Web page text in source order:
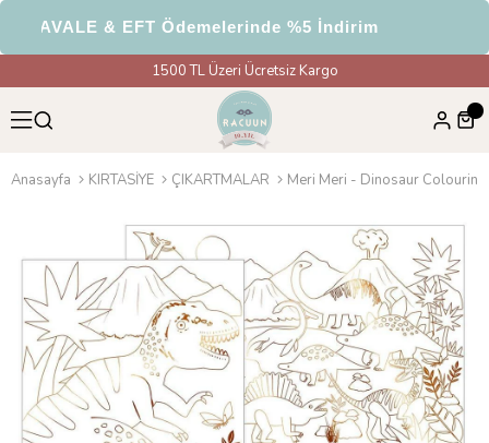
HAVALE & EFT Ödemelerinde %5 İndirim
1500 TL Üzeri Ücretsiz Kargo
Anasayfa KIRTASİYE ÇIKARTMALAR